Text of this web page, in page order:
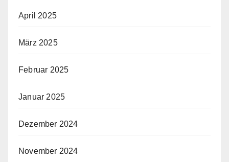
April 2025
März 2025
Februar 2025
Januar 2025
Dezember 2024
November 2024